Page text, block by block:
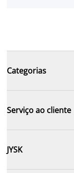
Categorias
Serviço ao cliente
JYSK